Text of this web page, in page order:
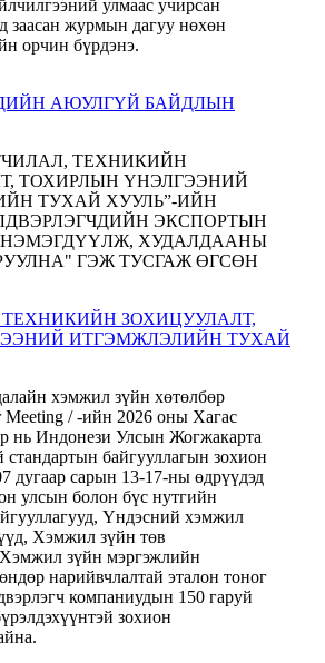
АЮУЛГҮЙ БАЙДЛЫН
ЗОХИЦУУЛАЛТ,
ИТГЭМЖЛЭЛИЙН ТУХАЙ